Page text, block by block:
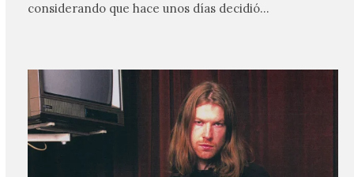
considerando que hace unos días decidió…